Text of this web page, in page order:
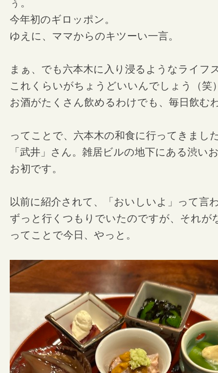
ぅ。
今年初のギロッポン。
ゆえに、ママからのキツーい一言。
まぁ、でも六本木に入り浸るようなライフ
これくらいがちょうどいいんでしょう（笑
お酒がたくさん飲めるわけでも、毎日飲む
ってことで、六本木の和食に行ってきまし
「武井」さん。雑居ビルの地下にある渋い
お初です。
以前に紹介されて、「おいしいよ」って言
ずっと行くつもりでいたのですが、それが
ってことで今日、やっと。